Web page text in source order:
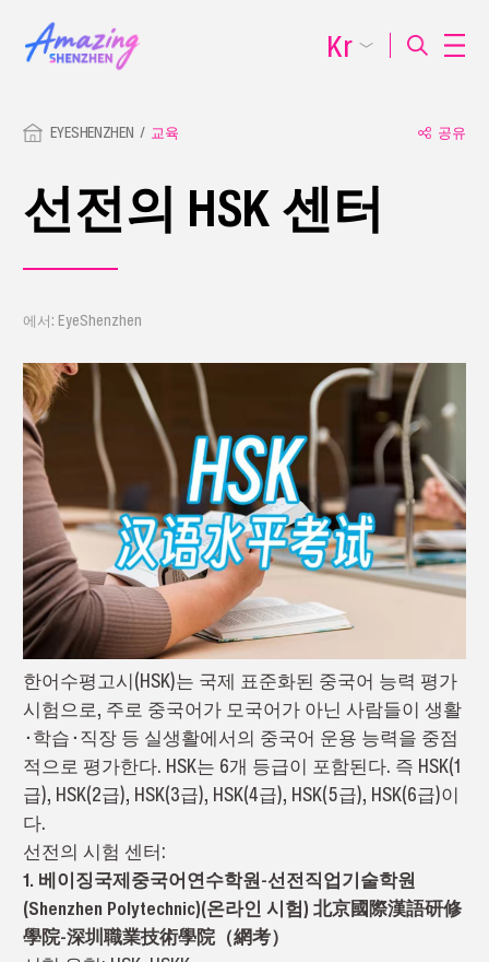
EYESHENZHEN 교육 공유
선전의 HSK 센터
에서: EyeShenzhen
한어수평고시(HSK)는 국제 표준화된 중국어 능력 평가
시험으로, 주로 중국어가 모국어가 아닌 사람들이 생활
∙학습∙직장 등 실생활에서의 중국어 운용 능력을 중점
적으로 평가한다. HSK는 6개 등급이 포함된다. 즉 HSK(1
급), HSK(2급), HSK(3급), HSK(4급), HSK(5급), HSK(6급)이
다.
선전의 시험 센터:
1. 베이징국제중국어연수학원-선전직업기술학원
(Shenzhen Polytechnic)(온라인 시험) 北京國際漢語研修
學院-深圳職業技術學院（網考）
Kr